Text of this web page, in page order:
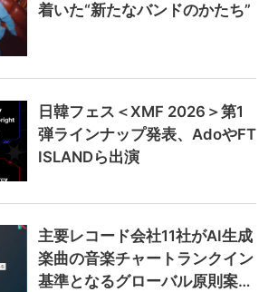
着いた“新たなバンドのかたち”
日韓フェス＜XMF 2026＞第1
弾ラインナップ発表、AdoやFT
ISLANDら出演
主要レコード会社11社がAI生成
楽曲の音楽チャートランクイン
基準となるグローバル原則案を